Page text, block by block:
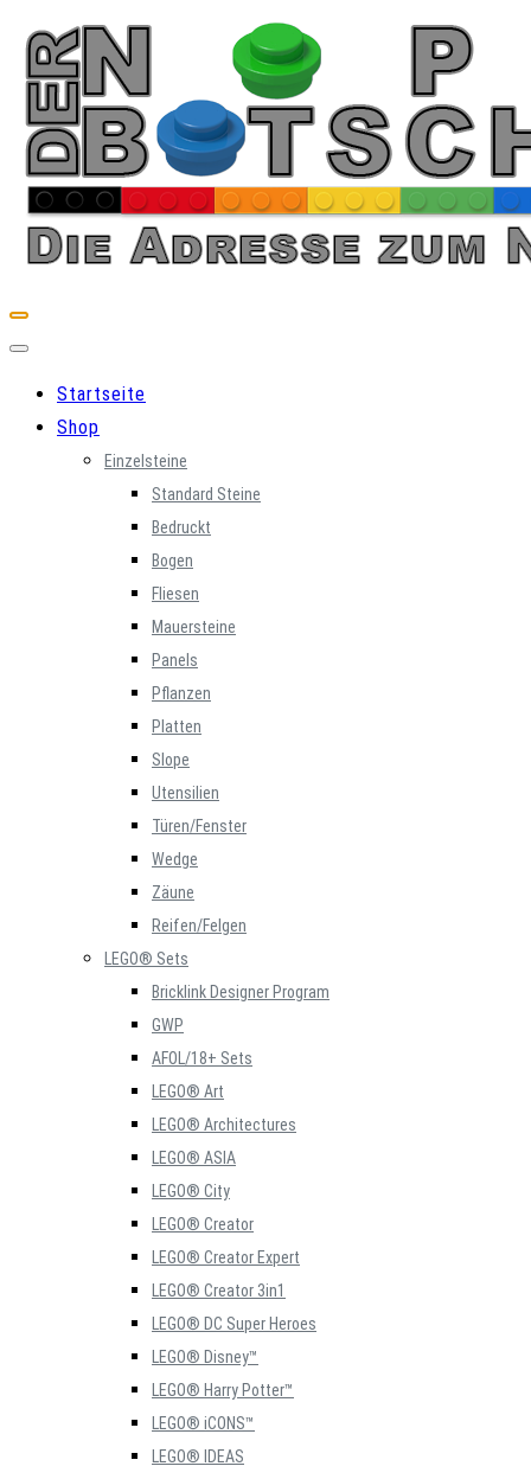
Skip
content
Startseite
Shop
Einzelsteine
Standard Steine
Bedruckt
Bogen
Fliesen
Mauersteine
Panels
Pflanzen
Platten
Slope
Utensilien
Türen/Fenster
Wedge
Zäune
Reifen/Felgen
LEGO® Sets
Bricklink Designer Program
GWP
AFOL/18+ Sets
LEGO® Art
LEGO® Architectures
LEGO® ASIA
LEGO® City
LEGO® Creator
LEGO® Creator Expert
LEGO® Creator 3in1
LEGO® DC Super Heroes
LEGO® Disney™
LEGO® Harry Potter™
LEGO® iCONS™
LEGO® IDEAS